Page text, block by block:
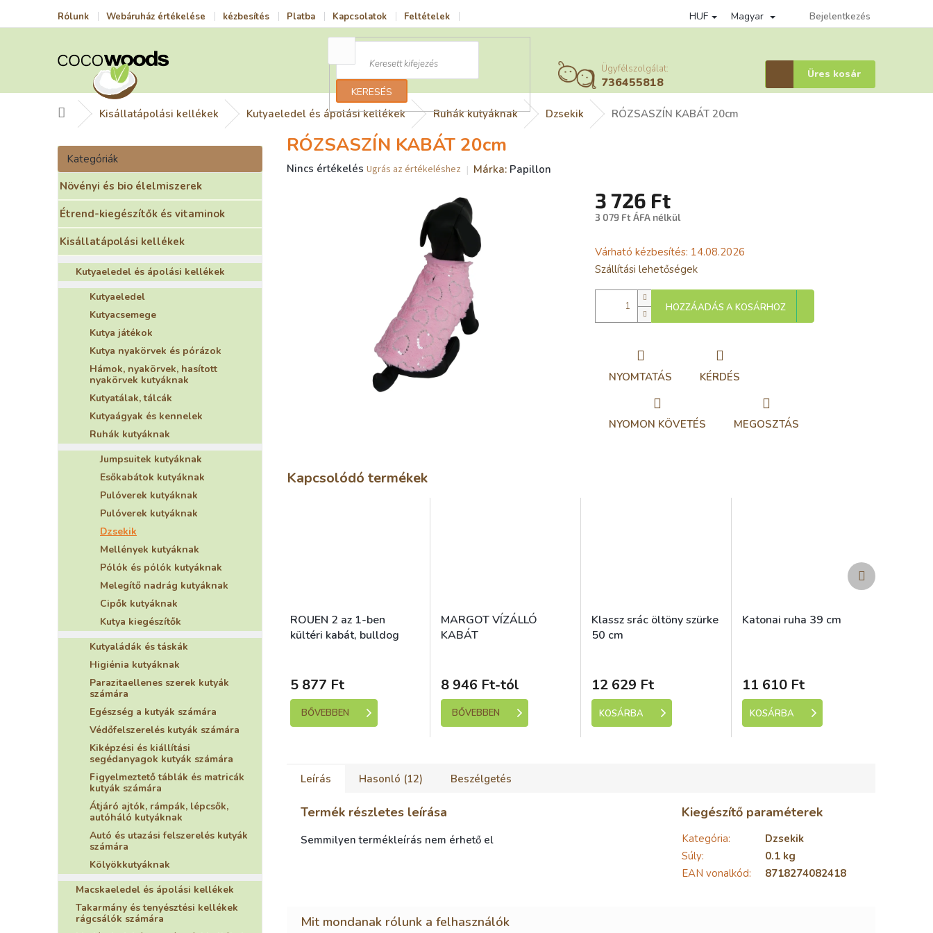
Rólunk Webáruház értékelése kézbesítés Platba Kapcsolatok Feltételek Adatvédelmi szabályzat Věrnostní program Affiliate bejelentkezes
HUF Magyar Bejelentkezés
KERESÉS
Ügyfélszolgálat:
736455818
Kosár
Üres kosár
KezdőlapKisállatápolási kellékek Kutyaeledel és ápolási kellékek Ruhák kutyáknak Dzsekik RÓZSASZÍN KABÁT 20cm
O
d
a
l
s
ó
p
a
n
Kategóriák
átugrása
Kategóriák
Növényi és bio élelmiszerek
Étrend-kiegészítők és vitaminok
Kisállatápolási kellékek
Kutyaeledel és ápolási kellékek
Kutyaeledel
Kutyacsemege
Kutya játékok
Kutya nyakörvek és pórázok
Hámok, nyakörvek, hasított
nyakörvek kutyáknak
Kutyatálak, tálcák
Kutyaágyak és kennelek
Ruhák kutyáknak
Jumpsuitek kutyáknak
Esőkabátok kutyáknak
Pulóverek kutyáknak
Pulóverek kutyáknak
Dzsekik
Mellények kutyáknak
Pólók és pólók kutyáknak
Melegítő nadrág kutyáknak
Cipők kutyáknak
Kutya kiegészítők
Kutyaládák és táskák
Higiénia kutyáknak
Parazitaellenes szerek kutyák
számára
Egészség a kutyák számára
Védőfelszerelés kutyák számára
Kiképzési és kiállítási
segédanyagok kutyák számára
Figyelmeztető táblák és matricák
kutyák számára
Átjáró ajtók, rámpák, lépcsők,
autóháló kutyáknak
Autó és utazási felszerelés kutyák
számára
Kölyökkutyáknak
Macskaeledel és ápolási kellékek
Takarmány és tenyésztési kellékek
rágcsálók számára
RÓZSASZÍN KABÁT 20cm
A
Nincs értékelés Ugrás az értékeléshez Márka: Papillon
3 726 Ft
3 079 Ft ÁFA nélkül
Várható kézbesítés: 14.08.2026
Szállítási lehetőségek
HOZZÁADÁS A KOSÁRHOZ
NYOMTATÁS KÉRDÉS
NYOMON KÖVETÉS MEGOSZTÁS
Kapcsolódó termékek
ROUEN 2 az 1-ben
kültéri kabát, bulldog
5 877 Ft
BŐVEBBEN
MARGOT VÍZÁLLÓ
KABÁT
8 946 Ft-tól
BŐVEBBEN
Klassz srác öltöny szürke
50 cm
12 629 Ft
KOSÁRBA
Katonai ruha 39 cm
11 610 Ft
KOSÁRBA
Következő
termék
Leírás Hasonló (12) Beszélgetés
Termék részletes leírása
Semmilyen termékleírás nem érhető el
Kiegészítő paraméterek
Kategória:
Dzsekik
Súly:
0.1 kg
EAN vonalkód: 8718274082418